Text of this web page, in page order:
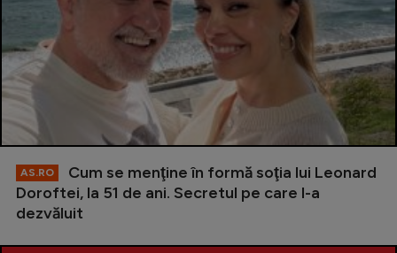
AS.RO
Cum se menţine în formă soţia lui Leonard
Doroftei, la 51 de ani. Secretul pe care l-a
dezvăluit